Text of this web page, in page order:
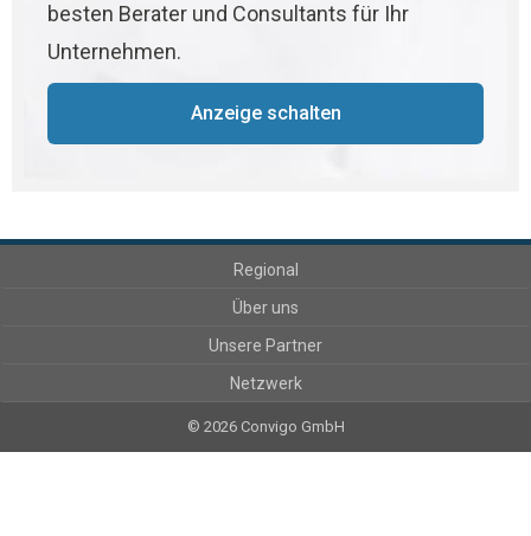
besten Berater und Consultants für Ihr
Unternehmen.
Anzeige schalten
Regional
Über uns
Unsere Partner
Netzwerk
© 2026 Convigo GmbH